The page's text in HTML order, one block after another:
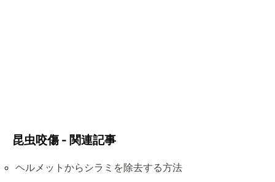
昆虫咬傷 - 関連記事
ヘルメットからシラミを除去する方法